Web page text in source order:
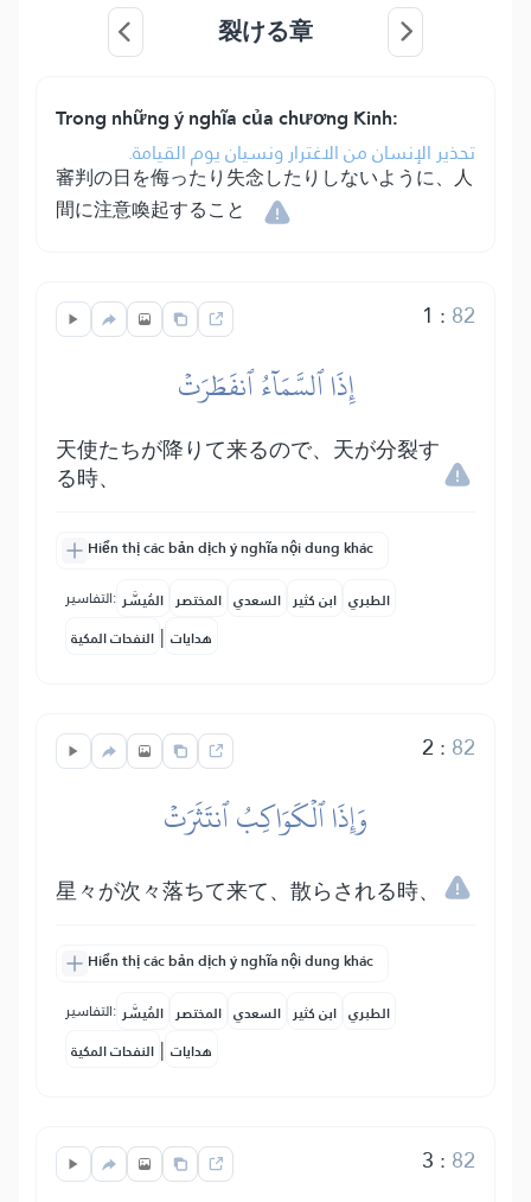
裂ける章
Trong những ý nghĩa của chương Kinh:
تحذير الإنسان من الاغترار ونسيان يوم القيامة.
審判の日を侮ったり失念したりしないように、人
間に注意喚起すること
1 : 82
إِذَا ٱلسَّمَآءُ ٱنفَطَرَتۡ
天使たちが降りて来るので、天が分裂す
る時、
Hiển thị các bản dịch ý nghĩa nội dung khác
التفاسير: المُيسَّر المختصر السعدي ابن كثير الطبري
النفحات المكية | هدايات
2 : 82
وَإِذَا ٱلۡكَوَاكِبُ ٱنتَثَرَتۡ
星々が次々落ちて来て、散らされる時、
Hiển thị các bản dịch ý nghĩa nội dung khác
التفاسير: المُيسَّر المختصر السعدي ابن كثير الطبري
النفحات المكية | هدايات
3 : 82